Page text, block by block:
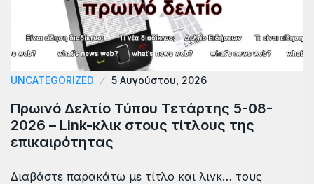
UNCATEGORIZED 5 Αυγούστου, 2026
Πρωινό Δελτίο Τύπου Τετάρτης 5-08-
2026 – Link-κλικ στους τίτλους της
επικαιρότητας
Διαβάστε παρακάτω με τίτλο και λινκ… τους